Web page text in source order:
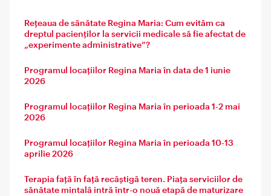
Rețeaua de sănătate Regina Maria: Cum evităm ca
dreptul pacienților la servicii medicale să fie afectat de
„experimente administrative”?
Programul locațiilor Regina Maria în data de 1 iunie
2026
Programul locațiilor Regina Maria în perioada 1-2 mai
2026
Programul locațiilor Regina Maria în perioada 10-13
aprilie 2026
Terapia față în față recâștigă teren. Piața serviciilor de
sănătate mintală intră într-o nouă etapă de maturizare